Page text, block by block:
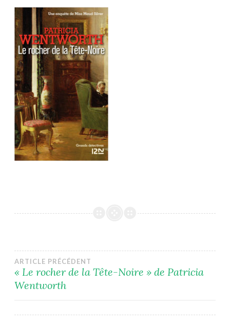
Navigation
de
l’article
ARTICLE PRÉCÉDENT
« Le rocher de la Tête-Noire » de Patricia
Wentworth